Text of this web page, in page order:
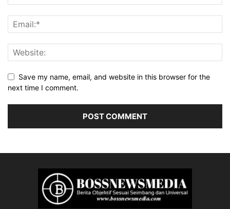
Save my name, email, and website in this browser for the
next time I comment.